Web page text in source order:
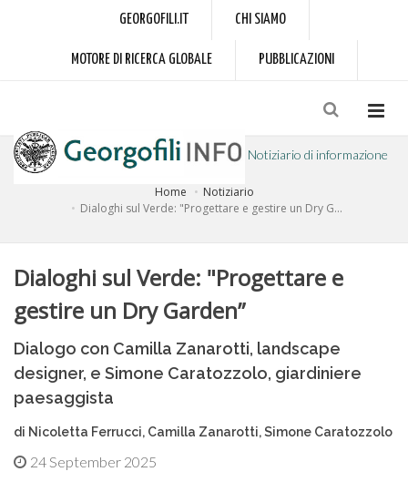
GEORGOFILI.IT CHI SIAMO
MOTORE DI RICERCA GLOBALE PUBBLICAZIONI
Notiziario di informazione
a cura dell'Accademia dei Georgofili
Home
Notiziario
Dialoghi sul Verde: "Progettare e gestire un Dry G...
Dialoghi sul Verde: "Progettare e
gestire un Dry Garden”
Dialogo con Camilla Zanarotti, landscape
designer, e Simone Caratozzolo, giardiniere
paesaggista
di Nicoletta Ferrucci, Camilla Zanarotti, Simone Caratozzolo
24 September 2025